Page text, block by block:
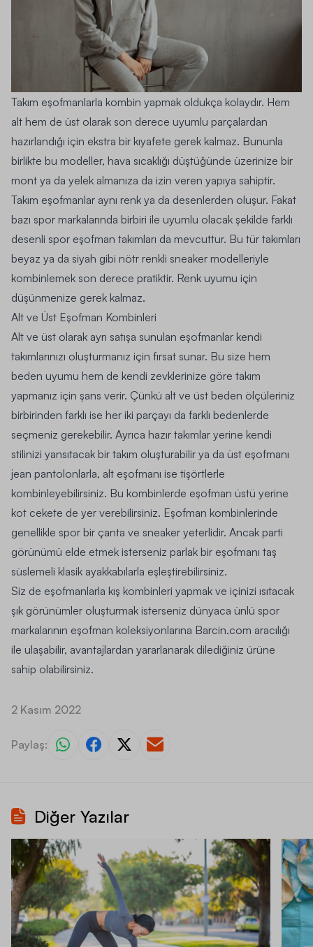
Takım eşofmanlarla kombin yapmak oldukça kolaydır. Hem
alt hem de üst olarak son derece uyumlu parçalardan
hazırlandığı için ekstra bir kıyafete gerek kalmaz. Bununla
birlikte bu modeller, hava sıcaklığı düştüğünde üzerinize bir
mont ya da yelek almanıza da izin veren yapıya sahiptir.
Takım eşofmanlar aynı renk ya da desenlerden oluşur. Fakat
bazı spor markalarında birbiri ile uyumlu olacak şekilde farklı
desenli spor eşofman takımları da mevcuttur. Bu tür takımları
beyaz ya da siyah gibi nötr renkli sneaker modelleriyle
kombinlemek son derece pratiktir. Renk uyumu için
düşünmenize gerek kalmaz.
Alt ve Üst Eşofman Kombinleri
Alt ve üst olarak ayrı satışa sunulan eşofmanlar kendi
takımlarınızı oluşturmanız için fırsat sunar. Bu size hem
beden uyumu hem de kendi zevklerinize göre takım
yapmanız için şans verir. Çünkü alt ve üst beden ölçüleriniz
birbirinden farklı ise her iki parçayı da farklı bedenlerde
seçmeniz gerekebilir. Ayrıca hazır takımlar yerine kendi
stilinizi yansıtacak bir takım oluşturabilir ya da üst eşofmanı
jean pantolonlarla, alt eşofmanı ise tişörtlerle
kombinleyebilirsiniz. Bu kombinlerde eşofman üstü yerine
kot cekete de yer verebilirsiniz. Eşofman kombinlerinde
genellikle spor bir çanta ve sneaker yeterlidir. Ancak parti
görünümü elde etmek isterseniz parlak bir eşofmanı taş
süslemeli klasik ayakkabılarla eşleştirebilirsiniz.
Siz de eşofmanlarla kış kombinleri yapmak ve içinizi ısıtacak
şık görünümler oluşturmak isterseniz dünyaca ünlü spor
markalarının eşofman koleksiyonlarına Barcin.com aracılığı
ile ulaşabilir, avantajlardan yararlanarak dilediğiniz ürüne
sahip olabilirsiniz.
2 Kasım 2022
Paylaş:
Diğer Yazılar